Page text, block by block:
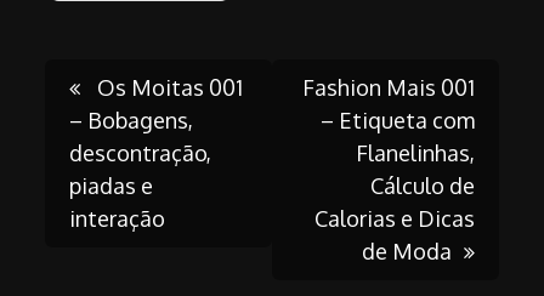
Post
navigation
Os Moitas 001
– Bobagens,
descontração,
piadas e
interação
Fashion Mais 001
– Etiqueta com
Flanelinhas,
Cálculo de
Calorias e Dicas
de Moda